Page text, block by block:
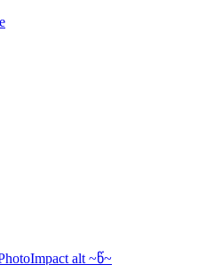
alt ~წ~